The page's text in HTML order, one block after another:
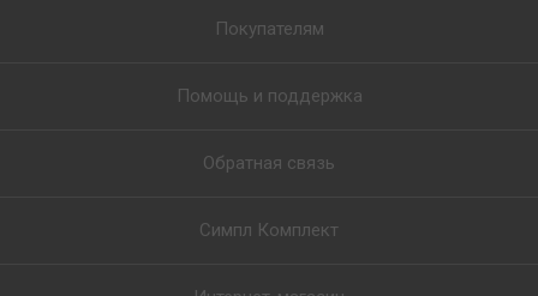
Покупателям
Помощь и поддержка
Обратная связь
Симпл Комплект